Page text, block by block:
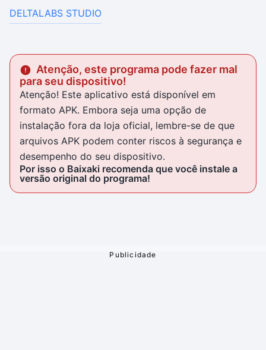
DELTALABS STUDIO
Atenção, este programa pode fazer mal
para seu dispositivo!
Atenção! Este aplicativo está disponível em
formato APK. Embora seja uma opção de
instalação fora da loja oficial, lembre-se de que
arquivos APK podem conter riscos à segurança e
desempenho do seu dispositivo.
Por isso o Baixaki recomenda que você instale a
versão original do programa!